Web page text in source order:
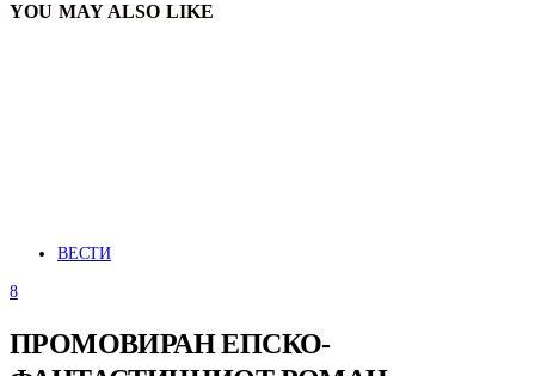
YOU MAY ALSO LIKE
ВЕСТИ
8
ПРОМОВИРАН ЕПСКО-